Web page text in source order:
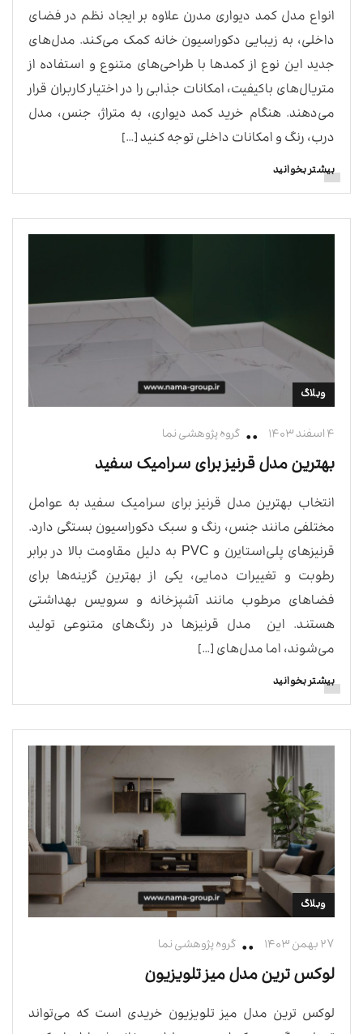
انواع مدل کمد دیواری مدرن علاوه بر ایجاد نظم در فضای
داخلی، به زیبایی دکوراسیون خانه کمک می‌کند. مدل‌های
جدید این نوع از کمدها با طراحی‌های متنوع و استفاده از
متریال‌های باکیفیت، امکانات جذابی را در اختیار کاربران قرار
می‌دهند. هنگام خرید کمد دیواری، به متراژ، جنس، مدل
درب، رنگ و امکانات داخلی توجه کنید […]
بیشتر بخوانید
وبلاگ
۴ اسفند ۱۴۰۳ گروه پژوهشی نما
بهترین مدل قرنیز برای سرامیک سفید
انتخاب بهترین مدل قرنیز برای سرامیک سفید به عوامل
مختلفی مانند جنس، رنگ و سبک دکوراسیون بستگی دارد.
قرنیزهای پلی‌استایرن و PVC به دلیل مقاومت بالا در برابر
رطوبت و تغییرات دمایی، یکی از بهترین گزینه‌ها برای
فضاهای مرطوب مانند آشپزخانه و سرویس بهداشتی
هستند. این مدل قرنیزها در رنگ‌های متنوعی تولید
می‌شوند، اما مدل‌های […]
بیشتر بخوانید
وبلاگ
۲۷ بهمن ۱۴۰۳ گروه پژوهشی نما
لوکس ترین مدل میز تلویزیون
لوکس ترین مدل میز تلویزیون خریدی است که می‌تواند